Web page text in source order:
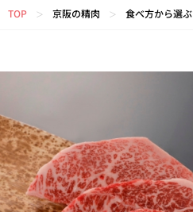
TOP ＞ 京阪の精肉 ＞ 食べ方から選ぶ